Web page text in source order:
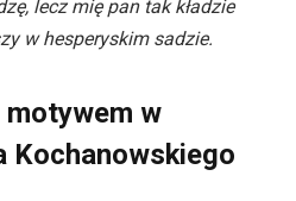
lecz mię pan tak kładzie
w hesperyskim sadzie.
w
Kochanowskiego